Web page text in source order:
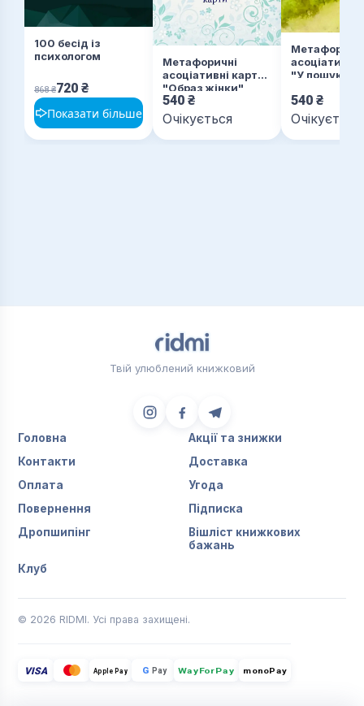
100 бесід із
психологом
868₴720 ₴
Показати більше
Метафоричні
асоціативні карти
"Образ жінки"
540 ₴
Очікується
асоціативні
"У пошуках
540 ₴
Очікується
Твій улюблений книжковий
Головна
Акції та знижки
Контакти
Доставка
Оплата
Угода
Повернення
Підписка
Дропшипінг
Вішліст книжкових
бажань
Клуб
© 2026 RIDMI. Усі права захищені.
VISA Apple Pay G Pay WayForPay monoPay